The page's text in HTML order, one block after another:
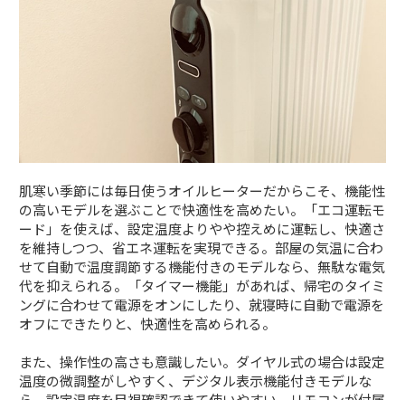
肌寒い季節には毎日使うオイルヒーターだからこそ、機能性
の高いモデルを選ぶことで快適性を高めたい。「エコ運転モ
ード」を使えば、設定温度よりやや控えめに運転し、快適さ
を維持しつつ、省エネ運転を実現できる。部屋の気温に合わ
せて自動で温度調節する機能付きのモデルなら、無駄な電気
代を抑えられる。「タイマー機能」があれば、帰宅のタイミ
ングに合わせて電源をオンにしたり、就寝時に自動で電源を
オフにできたりと、快適性を高められる。
また、操作性の高さも意識したい。ダイヤル式の場合は設定
温度の微調整がしやすく、デジタル表示機能付きモデルな